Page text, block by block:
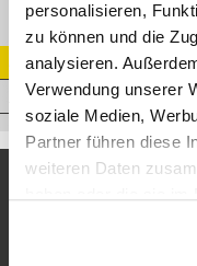
personalisieren,
zu können und die
analysieren.
Verwendung unserer
soziale Medien,
Partner führen diese
weiteren Daten
Artikel Nr.
I.I16EFR20S45